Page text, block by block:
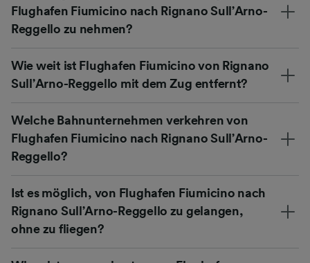
Flughafen Fiumicino nach Rignano Sull’Arno-
Reggello zu nehmen?
Wie weit ist Flughafen Fiumicino von Rignano
Sull’Arno-Reggello mit dem Zug entfernt?
Welche Bahnunternehmen verkehren von
Flughafen Fiumicino nach Rignano Sull’Arno-
Reggello?
Ist es möglich, von Flughafen Fiumicino nach
Rignano Sull’Arno-Reggello zu gelangen,
ohne zu fliegen?